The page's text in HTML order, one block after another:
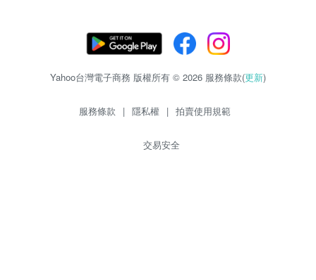
Yahoo台灣電子商務 版權所有 © 2026 服務條款(更新)
服務條款 | 隱私權 | 拍賣使用規範
交易安全